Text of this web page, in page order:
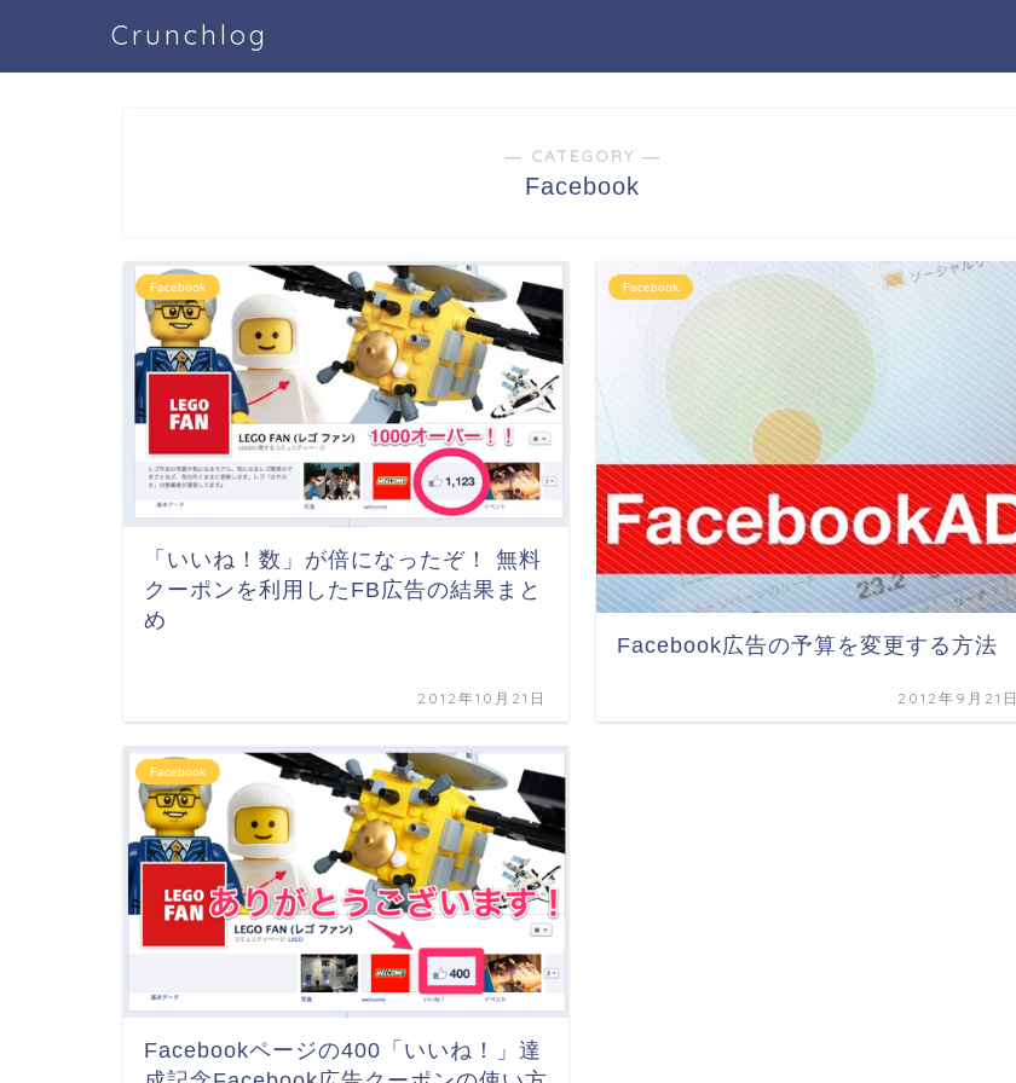
Crunchlog
― CATEGORY ―
Facebook
Facebook
「いいね！数」が倍になったぞ！ 無料
クーポンを利用したFB広告の結果まと
め
2012年10月21日
Facebook
Facebook広告の予算を変更する方法
2012年9月21日
Facebook
Facebookページの400「いいね！」達